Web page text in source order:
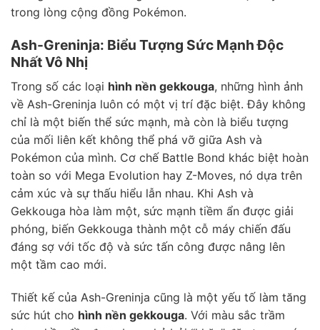
trong lòng cộng đồng Pokémon.
Ash-Greninja: Biểu Tượng Sức Mạnh Độc
Nhất Vô Nhị
Trong số các loại hình nền gekkouga, những hình ảnh
về Ash-Greninja luôn có một vị trí đặc biệt. Đây không
chỉ là một biến thể sức mạnh, mà còn là biểu tượng
của mối liên kết không thể phá vỡ giữa Ash và
Pokémon của mình. Cơ chế Battle Bond khác biệt hoàn
toàn so với Mega Evolution hay Z-Moves, nó dựa trên
cảm xúc và sự thấu hiểu lẫn nhau. Khi Ash và
Gekkouga hòa làm một, sức mạnh tiềm ẩn được giải
phóng, biến Gekkouga thành một cỗ máy chiến đấu
đáng sợ với tốc độ và sức tấn công được nâng lên
một tầm cao mới.
Thiết kế của Ash-Greninja cũng là một yếu tố làm tăng
sức hút cho hình nền gekkouga. Với màu sắc trầm